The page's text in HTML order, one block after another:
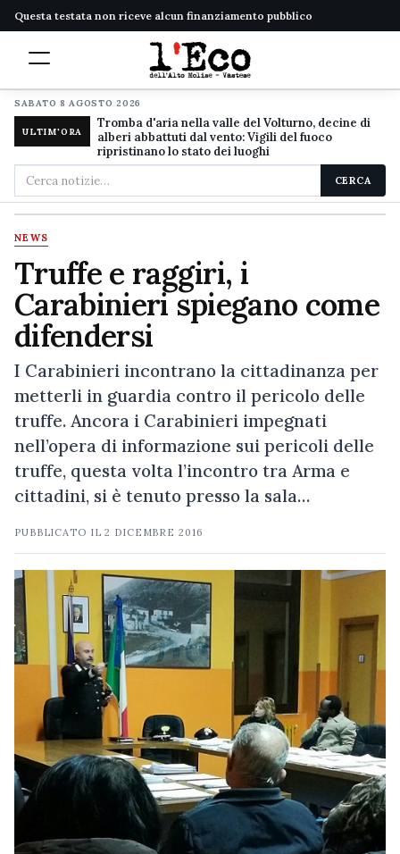
Questa testata non riceve alcun finanziamento pubblico
SABATO 8 AGOSTO 2026
ULTIM'ORA
Tromba d'aria nella valle del Volturno, decine di
alberi abbattuti dal vento: Vigili del fuoco
ripristinano lo stato dei luoghi
Cerca
nel
sito
CERCA
NEWS
Truffe e raggiri, i
Carabinieri spiegano come
difendersi
I Carabinieri incontrano la cittadinanza per
metterli in guardia contro il pericolo delle
truffe. Ancora i Carabinieri impegnati
nell’opera di informazione sui pericoli delle
truffe, questa volta l’incontro tra Arma e
cittadini, si è tenuto presso la sala…
PUBBLICATO IL2 DICEMBRE 2016